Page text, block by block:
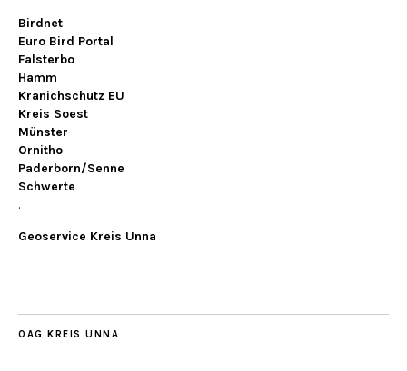
Birdnet
Euro Bird Portal
Falsterbo
Hamm
Kranichschutz EU
Kreis Soest
Münster
Ornitho
Paderborn/Senne
Schwerte
.
Geoservice Kreis Unna
OAG KREIS UNNA